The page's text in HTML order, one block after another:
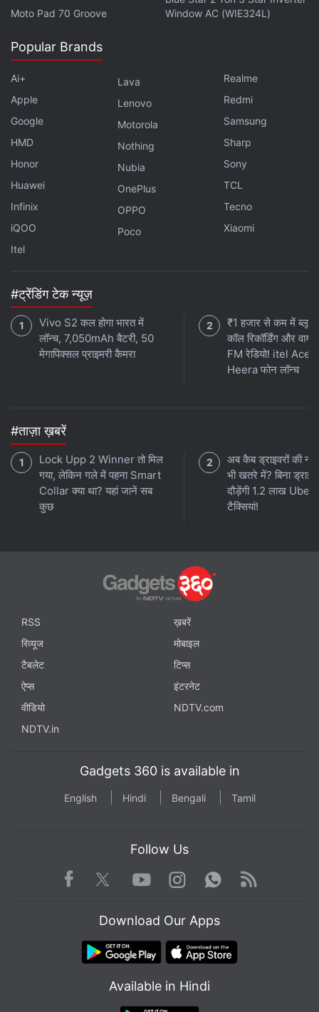
Moto Pad 70 Groove
Window AC (WIE324L)
Popular Brands
Ai+
Apple
Google
HMD
Honor
Huawei
Infinix
iQOO
Itel
Lava
Lenovo
Motorola
Nothing
Nubia
OnePlus
OPPO
Poco
Realme
Redmi
Samsung
Sharp
Sony
TCL
Tecno
Xiaomi
#ट्रेंडिंग टेक न्यूज़
Vivo S2 कल होगा भारत में
लॉन्च, 7,050mAh बैटरी, 50
मेगापिक्सल प्राइमरी कैमरा
₹1 हजार से कम में
कॉल रिकॉर्डिंग और
FM रेडियो! itel Ace
Heera फोन लॉन्च
#ताज़ा ख़बरें
Lock Upp 2 Winner तो मिल
गया, लेकिन गले में पहना Smart
Collar क्या था? यहां जानें सब
कुछ
अब कैब ड्राइवरों की
भी खतरे में? बिना
दौड़ेंगी 1.2 लाख Uber
टैक्सियां!
RSS
ख़बरें
रिव्यूज
मोबाइल
टैबलेट
टिप्स
ऐप्स
इंटरनेट
वीडियो
NDTV.com
NDTV.in
Gadgets 360 is available in
English Hindi Bengali Tamil
Follow Us
Facebook TwitterYoutube
Instagram WhatsApp
Rss
Download Our Apps
Available in Hindi